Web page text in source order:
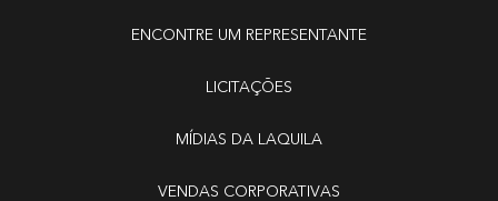
ENCONTRE UM REPRESENTANTE
LICITAÇÕES
MÍDIAS DA LAQUILA
VENDAS CORPORATIVAS